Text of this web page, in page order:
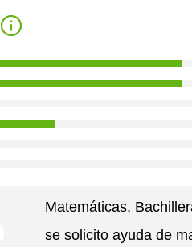
Matemáticas,
se solicito ayuda de